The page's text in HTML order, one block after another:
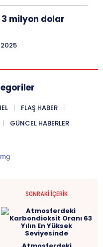
milyon dolar
2025
FLAŞ HABER
GÜNCEL HABERLER
SONRAKI İÇERIK